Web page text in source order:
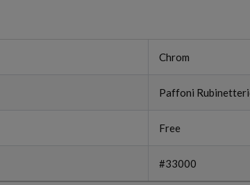
Chrom
Paffoni
Free
#33000